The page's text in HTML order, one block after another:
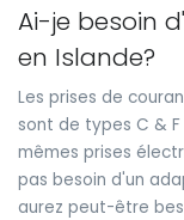
Ai-je besoin
en Islande?
Les prises de
sont de types C & F
mêmes prises
pas besoin d'un
aurez peut-être